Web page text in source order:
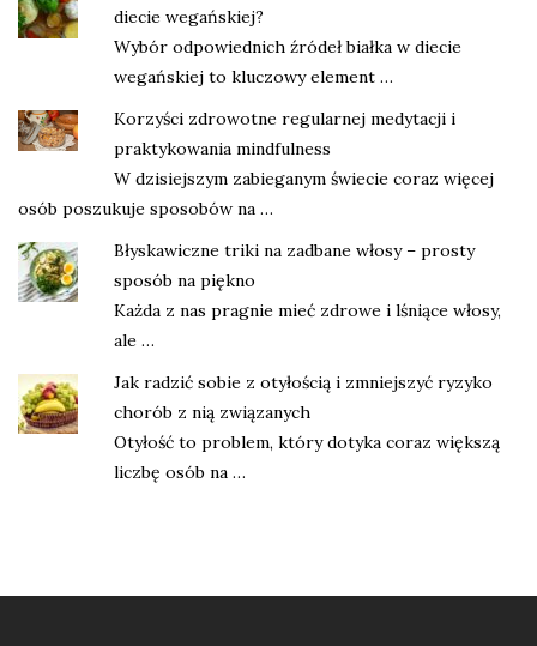
diecie wegańskiej?
Wybór odpowiednich źródeł białka w diecie
wegańskiej to kluczowy element …
Korzyści zdrowotne regularnej medytacji i
praktykowania mindfulness
W dzisiejszym zabieganym świecie coraz więcej
osób poszukuje sposobów na …
Błyskawiczne triki na zadbane włosy – prosty
sposób na piękno
Każda z nas pragnie mieć zdrowe i lśniące włosy,
ale …
Jak radzić sobie z otyłością i zmniejszyć ryzyko
chorób z nią związanych
Otyłość to problem, który dotyka coraz większą
liczbę osób na …